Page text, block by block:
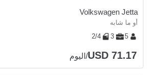
Volkswagen Jetta
أو ما شابه
5
3
2/4
USD 71.17/اليوم